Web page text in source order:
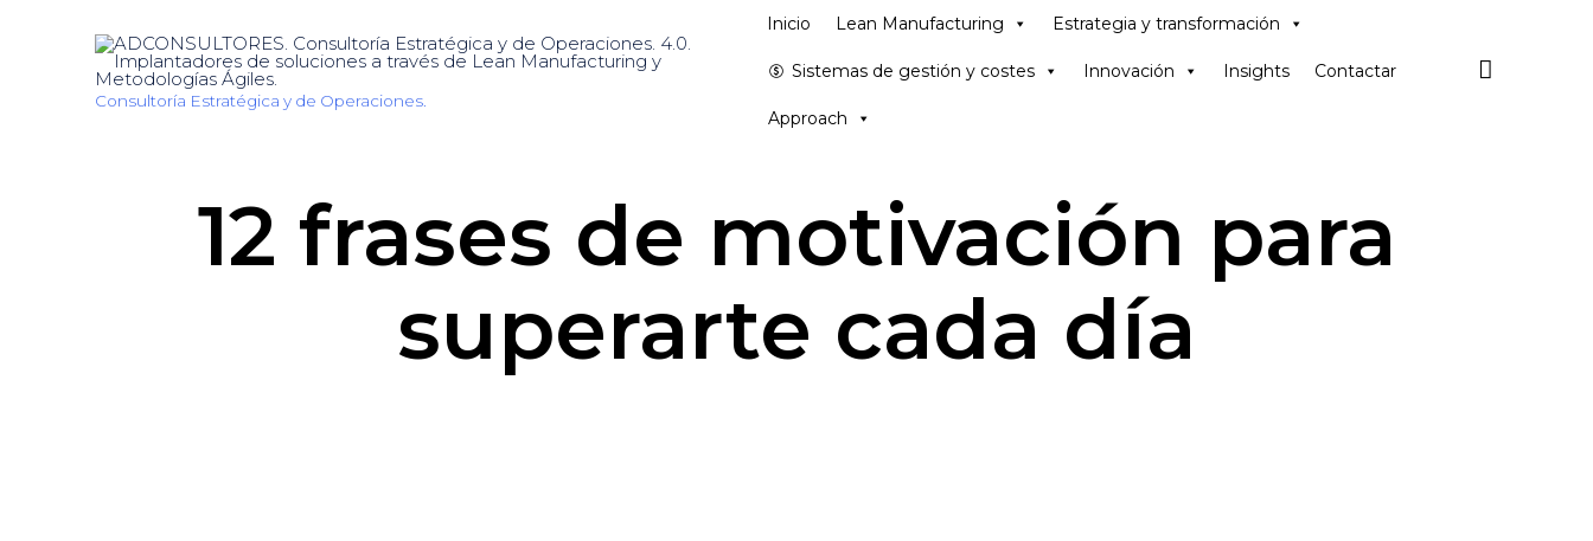
Consultoría Estratégica y de Operaciones.
content
Inicio Lean Manufacturing Estrategia y transformación
Sistemas de gestión y costes Innovación Insights Contactar
Approach

12 frases de motivación para
superarte cada día